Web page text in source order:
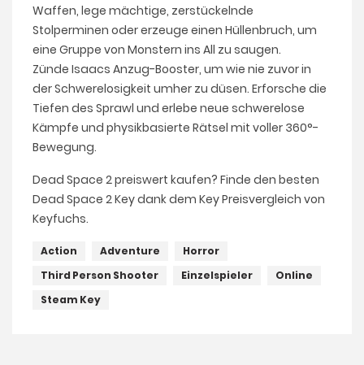
Waffen, lege mächtige, zerstückelnde
Stolperminen oder erzeuge einen Hüllenbruch, um
eine Gruppe von Monstern ins All zu saugen.
Zünde Isaacs Anzug-Booster, um wie nie zuvor in
der Schwerelosigkeit umher zu düsen. Erforsche die
Tiefen des Sprawl und erlebe neue schwerelose
Kämpfe und physikbasierte Rätsel mit voller 360°-
Bewegung.
Dead Space 2 preiswert kaufen? Finde den besten
Dead Space 2 Key dank dem Key Preisvergleich von
Keyfuchs.
Action Adventure
Horror
Third Person Shooter
Einzelspieler
Online
Steam Key